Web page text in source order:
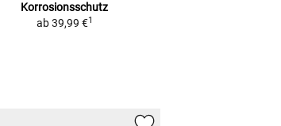
Korrosionsschutz
ab 39,99 €1